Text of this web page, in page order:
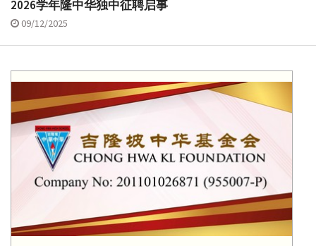
2026学年隆中华独中征聘启事
09/12/2025